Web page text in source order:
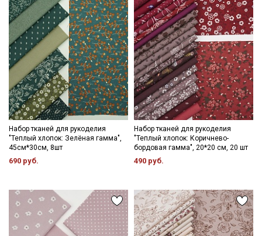
Набор тканей для рукоделия
"Теплый хлопок: Зелёная гамма",
45см*30см, 8шт
690 руб.
Набор тканей для рукоделия
"Теплый хлопок: Коричнево-
бордовая гамма", 20*20 см, 20 шт
490 руб.
Секретная рассылка от Купава
Мы публикуем здесь дополнительные
промокоды и скидки до 30% на узкие
категории тканей